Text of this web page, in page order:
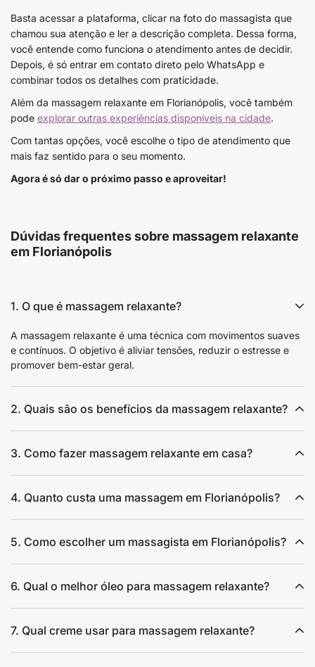
Basta acessar a plataforma, clicar na foto do massagista que
chamou sua atenção e ler a descrição completa. Dessa forma,
você entende como funciona o atendimento antes de decidir.
Depois, é só entrar em contato direto pelo WhatsApp e
combinar todos os detalhes com praticidade.
Além da massagem relaxante em Florianópolis, você também
pode explorar outras experiências disponíveis na cidade.
Com tantas opções, você escolhe o tipo de atendimento que
mais faz sentido para o seu momento.
Agora é só dar o próximo passo e aproveitar!
Dúvidas frequentes sobre massagem relaxante
em Florianópolis
1. O que é massagem relaxante?
A massagem relaxante é uma técnica com movimentos suaves
e contínuos. O objetivo é aliviar tensões, reduzir o estresse e
promover bem-estar geral.
2. Quais são os benefícios da massagem relaxante?
3. Como fazer massagem relaxante em casa?
4. Quanto custa uma massagem em Florianópolis?
5. Como escolher um massagista em Florianópolis?
6. Qual o melhor óleo para massagem relaxante?
7. Qual creme usar para massagem relaxante?